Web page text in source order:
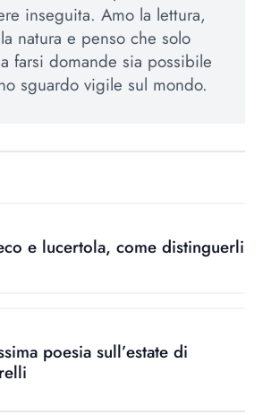
inseguita. Amo la lettura,
natura e penso che solo
farsi domande sia possibile
sguardo vigile sul mondo.
e lucertola, come distinguerli
poesia sull’estate di